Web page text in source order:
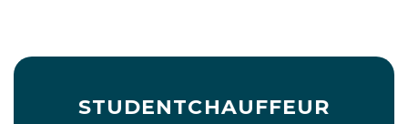
STUDENTCHAUFFEUR